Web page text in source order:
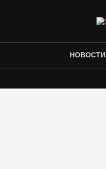
НОВОСТИ